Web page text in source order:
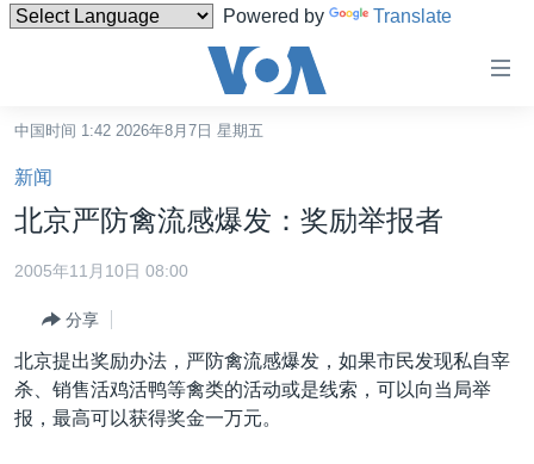
Powered by Translate
碍
链
接
跳
转
转
到
港澳
国际
最新国际新闻
分类新闻
中国时间 1:42 2026年8月7日 星期五
新闻
北京严防禽流感爆发：奖励举报者
2005年11月10日 08:00
分享
北京提出奖励办法，严防禽流感爆发，如果市民发现私自宰
杀、销售活鸡活鸭等禽类的活动或是线索，可以向当局举
报，最高可以获得奖金一万元。